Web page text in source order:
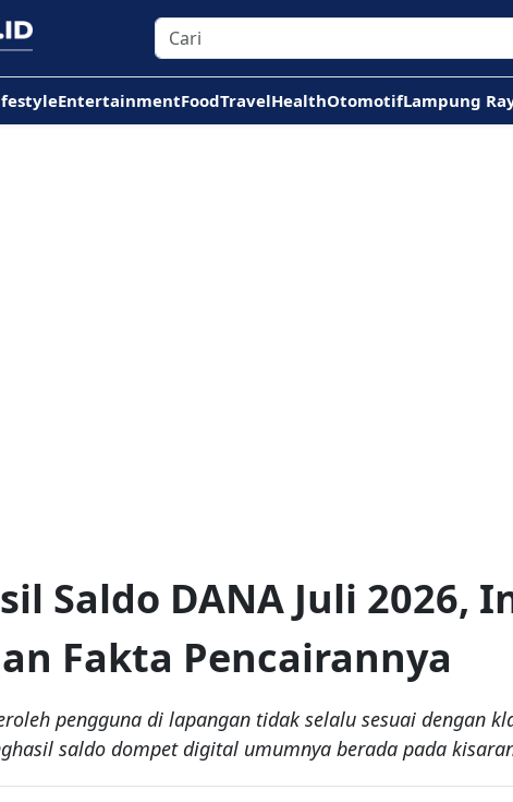
EntertainmentFoodTravelHealthOtomotifLampung
Saldo DANA Juli 2026,
Fakta Pencairannya
pengguna di lapangan tidak selalu sesuai dengan
saldo dompet digital umumnya berada pada